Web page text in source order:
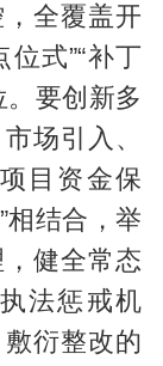
全覆盖开
位式”“补丁
。要创新多
场引入、
目资金保
相结合，举
健全常态
法惩戒机
衍整改的